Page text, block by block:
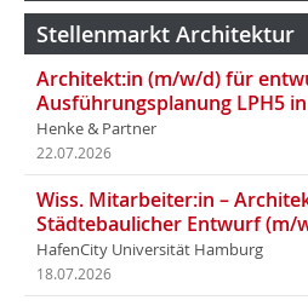
Stellenmarkt Architektur
Architekt:in (m/w/d) für
Ausführungsplanung LPH5
Henke & Partner
22.07.2026
Wiss. Mitarbeiter:in –
Städtebaulicher Entwurf (m/
HafenCity Universität Hamburg
18.07.2026